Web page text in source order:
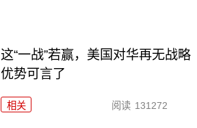
这“一战”若赢，美国对华再无战略
优势可言了
相关 阅读 131272